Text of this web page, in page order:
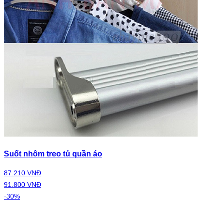
Suốt nhôm treo tủ quần áo
87.210 VNĐ
91.800 VNĐ
-30%